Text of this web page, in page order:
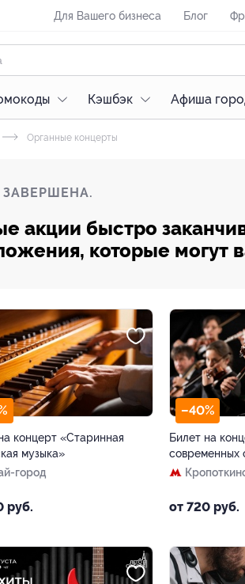
Для Вашего бизнеса Блог
Кэшбэк Афиша
Органные концерты
акции быстро
которые могут
концерт «Старинная
музыка»
город
руб.
–40%
Билет на
современных
от 720 руб.